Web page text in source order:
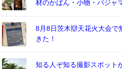
材のかばん・小物・パジャ
8月8日茨木辯天花火大会で
きた！
知る人ぞ知る撮影スポット